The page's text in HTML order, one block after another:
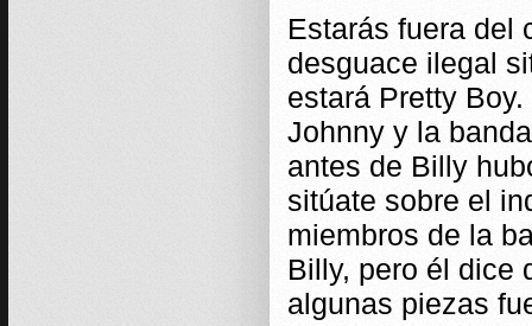
Estarás fuera del
desguace ilegal
estará Pretty
Johnny y la
antes de Billy
sitúate sobre el
miembros de la
Billy, pero él dice
algunas piezas